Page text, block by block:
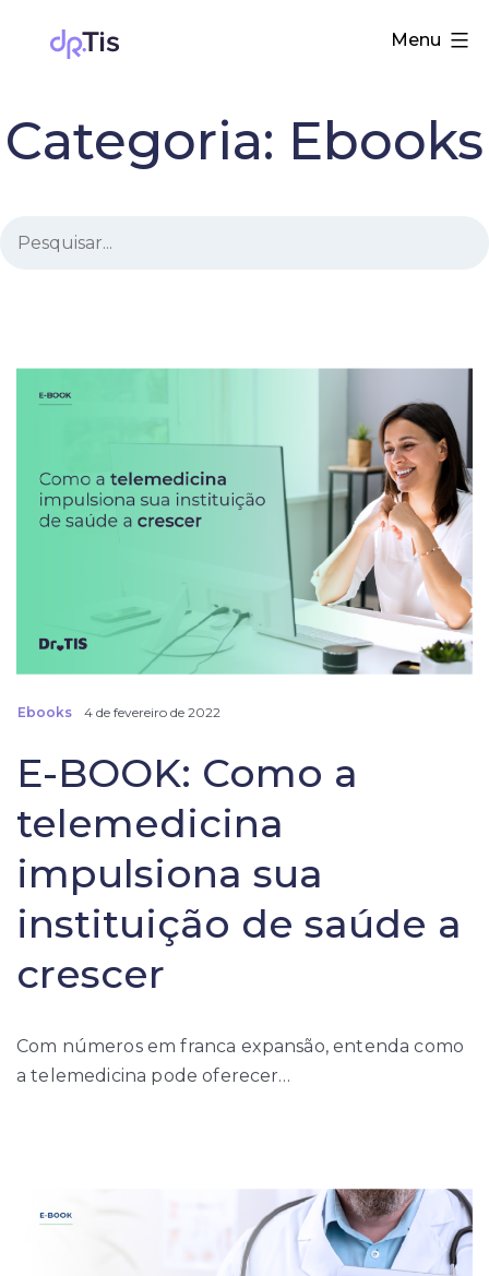
Menu
Categoria: Ebooks
Ebooks 4 de fevereiro de 2022
E-BOOK: Como a
telemedicina
impulsiona sua
instituição de saúde a
crescer
Com números em franca expansão, entenda como
a telemedicina pode oferecer…